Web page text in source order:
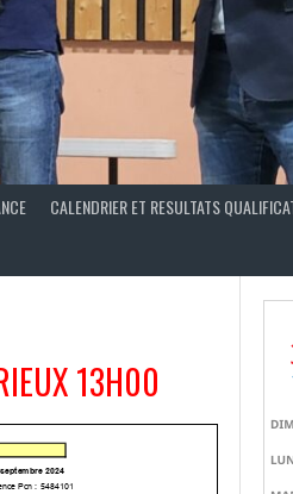
CALENDRIER ET RESULTATS
13H00